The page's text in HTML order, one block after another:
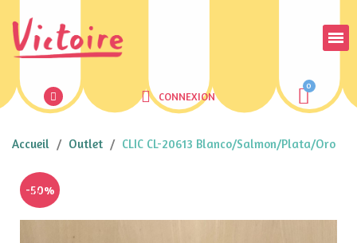
CONNEXION
Accueil Outlet CLIC CL-20613 Blanco/Salmon/Plata/Oro
-50%